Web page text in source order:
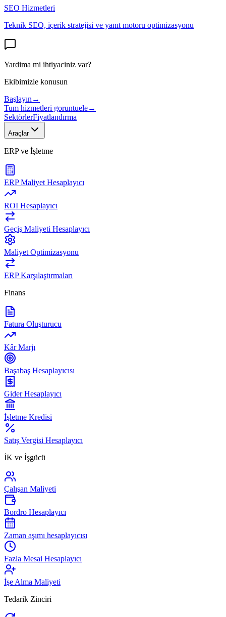
SEO Hizmetleri
Teknik SEO, içerik stratejisi ve yanıt motoru optimizasyonu
Yardima mi ihtiyaciniz var?
Ekibimizle konusun
Başlayın →
Tum hizmetleri goruntuele→
SektörlerFiyatlandırma
Araçlar
ERP ve İşletme
ERP Maliyet Hesaplayıcı
ROI Hesaplayıcı
Geçiş Maliyeti Hesaplayıcı
Maliyet Optimizasyonu
ERP Karşılaştırmaları
Finans
Fatura Oluşturucu
Kâr Marjı
Başabaş Hesaplayıcısı
Gider Hesaplayıcı
İşletme Kredisi
Satış Vergisi Hesaplayıcı
İK ve İşgücü
Çalışan Maliyeti
Bordro Hesaplayıcı
Zaman aşımı hesaplayıcısı
Fazla Mesai Hesaplayıcı
İşe Alma Maliyeti
Tedarik Zinciri